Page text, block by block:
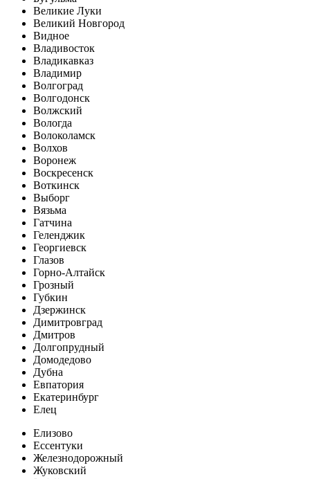
Великие Луки
Великий Новгород
Видное
Владивосток
Владикавказ
Владимир
Волгоград
Волгодонск
Волжский
Вологда
Волоколамск
Волхов
Воронеж
Воскресенск
Воткинск
Выборг
Вязьма
Гатчина
Геленджик
Георгиевск
Глазов
Горно-Алтайск
Грозный
Губкин
Дзержинск
Димитровград
Дмитров
Долгопрудный
Домодедово
Дубна
Евпатория
Екатеринбург
Елец
Елизово
Ессентуки
Железнодорожный
Жуковский